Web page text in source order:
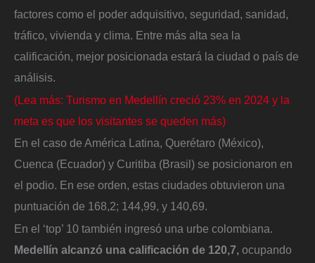
factores como el poder adquisitivo, seguridad, sanidad,
tráfico, vivienda y clima. Entre más alta sea la
calificación, mejor posicionada estará la ciudad o país de
análisis.
(Lea más: Turismo en Medellín creció 23% en 2024 y la
meta es que los visitantes se queden más)
En el caso de América Latina, Querétaro (México),
Cuenca (Ecuador) y Curitiba (Brasil) se posicionaron en
el podio. En ese orden, estas ciudades obtuvieron una
puntuación de 168,2; 144,99, y 140,69.
En el ‘top’ 10 también ingresó una urbe colombiana.
Medellín alcanzó una calificación de 120,7, ocupando